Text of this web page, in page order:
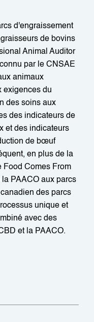
d'engraissement
de bovins
Animal Auditor
par le CNSAE
animaux
exigences du
des soins aux
des indicateurs de
et des indicateurs
de bœuf
en plus de la
Food Comes From
la PAACO aux parcs
des parcs
unique et
avec des
et la PAACO.